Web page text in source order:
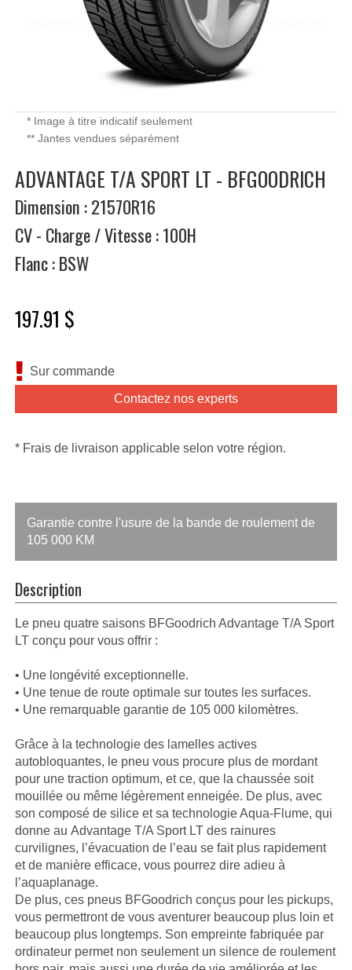
* Image à titre indicatif seulement
** Jantes vendues séparément
ADVANTAGE T/A SPORT LT - BFGOODRICH
Dimension : 21570R16
CV - Charge / Vitesse : 100H
Flanc : BSW
197.91 $
Sur commande
Contactez nos experts
* Frais de livraison applicable selon votre région.
Garantie contre l'usure de la bande de roulement de
105 000 KM
Description
Le pneu quatre saisons BFGoodrich Advantage T/A Sport
LT conçu pour vous offrir :
• Une longévité exceptionnelle.
• Une tenue de route optimale sur toutes les surfaces.
• Une remarquable garantie de 105 000 kilomètres.
Grâce à la technologie des lamelles actives
autobloquantes, le pneu vous procure plus de mordant
pour une traction optimum, et ce, que la chaussée soit
mouillée ou même légèrement enneigée. De plus, avec
son composé de silice et sa technologie Aqua-Flume, qui
donne au Advantage T/A Sport LT des rainures
curvilignes, l’évacuation de l’eau se fait plus rapidement
et de manière efficace, vous pourrez dire adieu à
l’aquaplanage.
De plus, ces pneus BFGoodrich conçus pour les pickups,
vous permettront de vous aventurer beaucoup plus loin et
beaucoup plus longtemps. Son empreinte fabriquée par
ordinateur permet non seulement un silence de roulement